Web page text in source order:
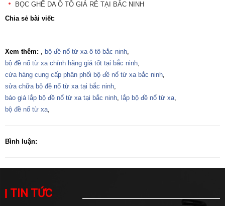
BỌC GHẾ DA Ô TÔ GIÁ RẺ TẠI BẮC NINH
Chia sẻ bài viết:
Xem thêm: , bộ đề nổ từ xa ô tô bắc ninh,
bộ đề nổ từ xa chính hãng giá tốt tại bắc ninh,
cửa hàng cung cấp phân phối bộ đề nổ từ xa bắc ninh,
sửa chữa bộ đề nổ từ xa tại bắc ninh,
báo giá lắp bộ đề nổ từ xa tại bắc ninh, lắp bộ đề nổ từ xa,
bộ đề nổ từ xa,
Bình luận:
TIN TỨC